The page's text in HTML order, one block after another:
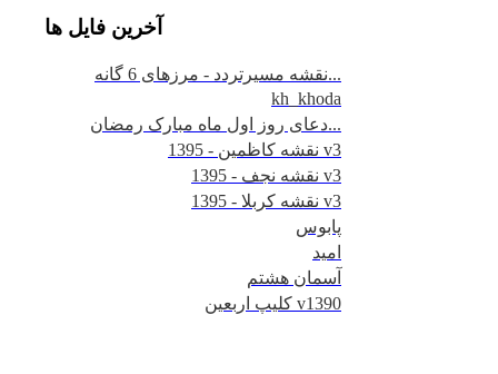
آخرين فايل ها
نقشه مسیرتردد - مرزهای 6 گانه...
kh_khoda
دعای روز اول ماه مبارک رمضان...
نقشه کاظمین - 1395 v3
نقشه نجف - 1395 v3
نقشه کربلا - 1395 v3
پابوس
امید
آسمان هشتم
کلیپ اربعین v1390